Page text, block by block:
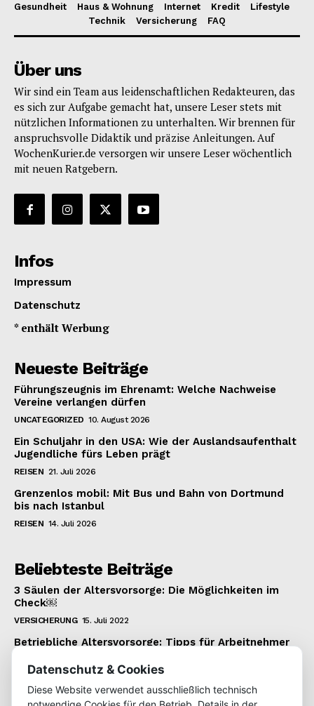
Gesundheit
Haus & Wohnung Internet Kredit
Lifestyle
Technik
Versicherung FAQ
Über uns
Wir sind ein Team aus leidenschaftlichen Redakteuren, das
es sich zur Aufgabe gemacht hat, unsere Leser stets mit
nützlichen Informationen zu unterhalten. Wir brennen für
anspruchsvolle Didaktik und präzise Anleitungen. Auf
WochenKurier.de versorgen wir unsere Leser wöchentlich
mit neuen Ratgebern.
Infos
Impressum
Datenschutz
* enthält Werbung
Neueste Beiträge
Führungszeugnis im Ehrenamt: Welche Nachweise
Vereine verlangen dürfen
UNCATEGORIZED 10. August 2026
Ein Schuljahr in den USA: Wie der Auslandsaufenthalt
Jugendliche fürs Leben prägt
REISEN 21. Juli 2026
Grenzenlos mobil: Mit Bus und Bahn von Dortmund
bis nach Istanbul
REISEN 14. Juli 2026
Beliebteste Beiträge
3 Säulen der Altersvorsorge: Die Möglichkeiten im
Check￼
VERSICHERUNG 15. Juli 2022
Betriebliche Altersvorsorge: Tipps für Arbeitnehmer
KREDIT 22. Juli 2022
Datenschutz & Cookies
Diese Website verwendet ausschließlich technisch